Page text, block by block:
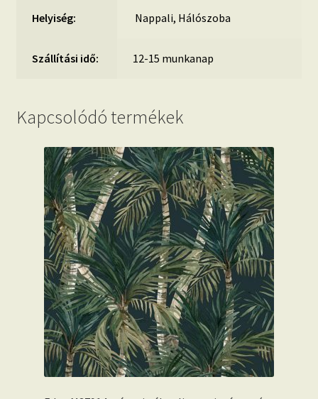
Helyiség: Nappali, Hálószoba
Szállítási idő: 12-15 munkanap
Kapcsolódó termékek